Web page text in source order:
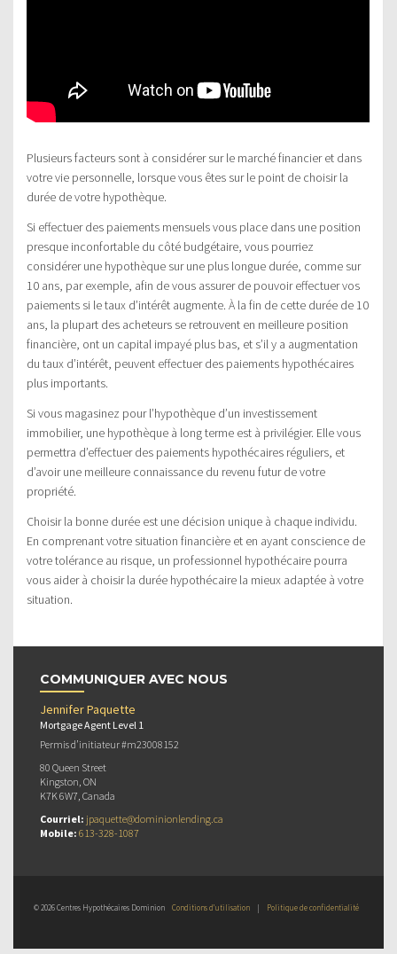
Plusieurs facteurs sont à considérer sur le marché financier et dans
votre vie personnelle, lorsque vous êtes sur le point de choisir la
durée de votre hypothèque.
Si effectuer des paiements mensuels vous place dans une position
presque inconfortable du côté budgétaire, vous pourriez
considérer une hypothèque sur une plus longue durée, comme sur
10 ans, par exemple, afin de vous assurer de pouvoir effectuer vos
paiements si le taux d’intérêt augmente. À la fin de cette durée de 10
ans, la plupart des acheteurs se retrouvent en meilleure position
financière, ont un capital impayé plus bas, et s’il y a augmentation
du taux d’intérêt, peuvent effectuer des paiements hypothécaires
plus importants.
Si vous magasinez pour l’hypothèque d’un investissement
immobilier, une hypothèque à long terme est à privilégier. Elle vous
permettra d’effectuer des paiements hypothécaires réguliers, et
d’avoir une meilleure connaissance du revenu futur de votre
propriété.
Choisir la bonne durée est une décision unique à chaque individu.
En comprenant votre situation financière et en ayant conscience de
votre tolérance au risque, un professionnel hypothécaire pourra
vous aider à choisir la durée hypothécaire la mieux adaptée à votre
situation.
COMMUNIQUER AVEC NOUS
Jennifer Paquette
Mortgage Agent Level 1
Permis d’initiateur #m23008152
80 Queen Street
Kingston, ON
K7K 6W7, Canada
Courriel: jpaquette@dominionlending.ca
Mobile: 613-328-1087
© 2026 Centres Hypothécaires Dominion Conditions d’utilisation | Politique de confidentialité